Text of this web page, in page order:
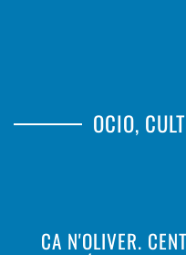
OCIO,
CA N'OLIVER.